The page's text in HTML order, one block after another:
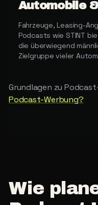
Automobile
Fahrzeuge, Leasing-
Podcasts wie STINT
die überwiegend
Zielgruppe vieler
Grundlagen zu
Podcast-Werbung?
Wie